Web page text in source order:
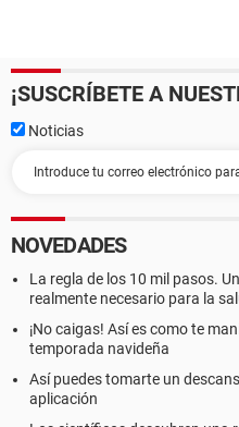
¡SUSCRÍBETE A
Noticias
NOVEDADES
La regla de los 10 mil pasos.
realmente necesario para la
¡No caigas! Así es como te
temporada navideña
Así puedes tomarte un
aplicación